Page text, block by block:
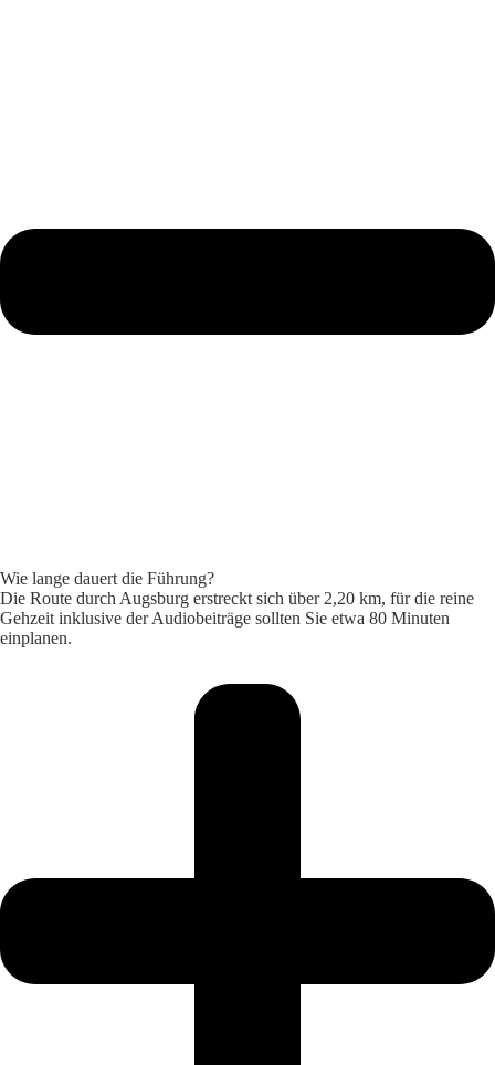
Wie lange dauert die Führung?
Die Route durch Augsburg erstreckt sich über 2,20 km, für die reine
Gehzeit inklusive der Audiobeiträge sollten Sie etwa 80 Minuten
einplanen.